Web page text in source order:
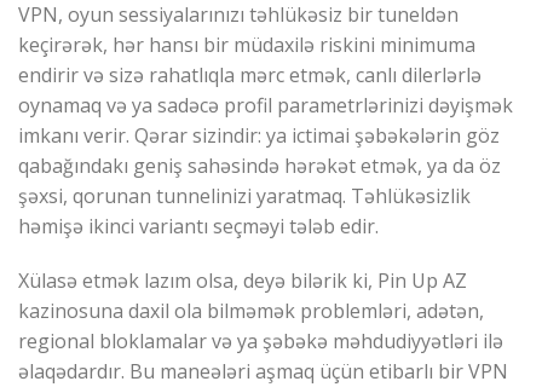
VPN, oyun sessiyalarınızı təhlükəsiz bir tuneldən
keçirərək, hər hansı bir müdaxilə riskini minimuma
endirir və sizə rahatlıqla mərc etmək, canlı dilerlərlə
oynamaq və ya sadəcə profil parametrlərinizi dəyişmək
imkanı verir. Qərar sizindir: ya ictimai şəbəkələrin göz
qabağındakı geniş sahəsində hərəkət etmək, ya da öz
şəxsi, qorunan tunnelinizi yaratmaq. Təhlükəsizlik
həmişə ikinci variantı seçməyi tələb edir.
Xülasə etmək lazım olsa, deyə bilərik ki, Pin Up AZ
kazinosuna daxil ola bilməmək problemləri, adətən,
regional bloklamalar və ya şəbəkə məhdudiyyətləri ilə
əlaqədardır. Bu maneələri aşmaq üçün etibarlı bir VPN